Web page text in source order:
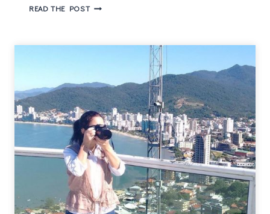
READ THE POSTAFIRMA
INFLUÊNCIA
NA
LISBOA
DE
1930